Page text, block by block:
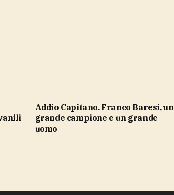
Addio Capitano. Franco Baresi, un
grande campione e un grande
uomo